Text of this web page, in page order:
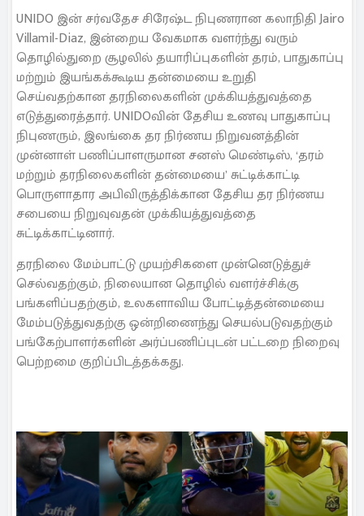
UNIDO இன் சர்வதேச சிரேஷ்ட நிபுணரான கலாநிதி Jairo
Villamil-Diaz, இன்றைய வேகமாக வளர்ந்து வரும்
தொழில்துறை சூழலில் தயாரிப்புகளின் தரம், பாதுகாப்பு
மற்றும் இயங்கக்கூடிய தன்மையை உறுதி
செய்வதற்கான தரநிலைகளின் முக்கியத்துவத்தை
எடுத்துரைத்தார். UNIDOவின் தேசிய உணவு பாதுகாப்பு
நிபுணரும், இலங்கை தர நிர்ணய நிறுவனத்தின்
முன்னாள் பணிப்பாளருமான சனஸ் மெண்டிஸ், ‘தரம்
மற்றும் தரநிலைகளின் தன்மையை’ சுட்டிக்காட்டி
பொருளாதார அபிவிருத்திக்கான தேசிய தர நிர்ணய
சபையை நிறுவுவதன் முக்கியத்துவத்தை
சுட்டிக்காட்டினார்.
தரநிலை மேம்பாட்டு முயற்சிகளை முன்னெடுத்துச்
செல்வதற்கும், நிலையான தொழில் வளர்ச்சிக்கு
பங்களிப்பதற்கும், உலகளாவிய போட்டித்தன்மையை
மேம்படுத்துவதற்கு ஒன்றிணைந்து செயல்படுவதற்கும்
பங்கேற்பாளர்களின் அர்ப்பணிப்புடன் பட்டறை நிறைவு
பெற்றமை குறிப்பிடத்தக்கது.